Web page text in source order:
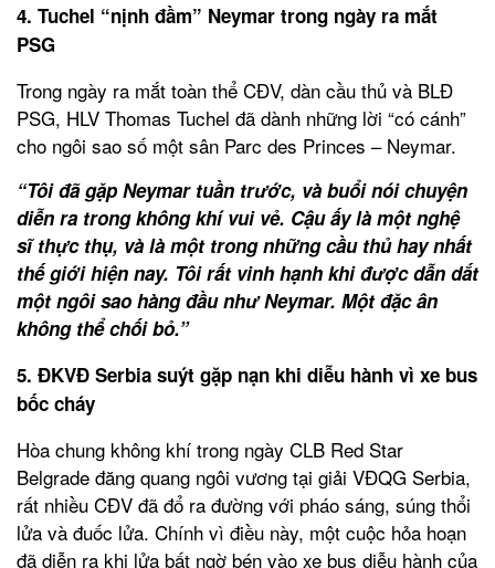
4. Tuchel “nịnh đầm” Neymar trong ngày ra mắt
PSG
Trong ngày ra mắt toàn thể CĐV, dàn cầu thủ và BLĐ
PSG, HLV Thomas Tuchel đã dành những lời “có cánh”
cho ngôi sao số một sân Parc des Princes – Neymar.
“Tôi đã gặp Neymar tuần trước, và buổi nói chuyện
diễn ra trong không khí vui vẻ. Cậu ấy là một nghệ
sĩ thực thụ, và là một trong những cầu thủ hay nhất
thế giới hiện nay. Tôi rất vinh hạnh khi được dẫn dắt
một ngôi sao hàng đầu như Neymar. Một đặc ân
không thể chối bỏ.”
5. ĐKVĐ Serbia suýt gặp nạn khi diễu hành vì xe bus
bốc cháy
Hòa chung không khí trong ngày CLB Red Star
Belgrade đăng quang ngôi vương tại giải VĐQG Serbia,
rất nhiều CĐV đã đổ ra đường với pháo sáng, súng thổi
lửa và đuốc lửa. Chính vì điều này, một cuộc hỏa hoạn
đã diễn ra khi lửa bất ngờ bén vào xe bus diễu hành của